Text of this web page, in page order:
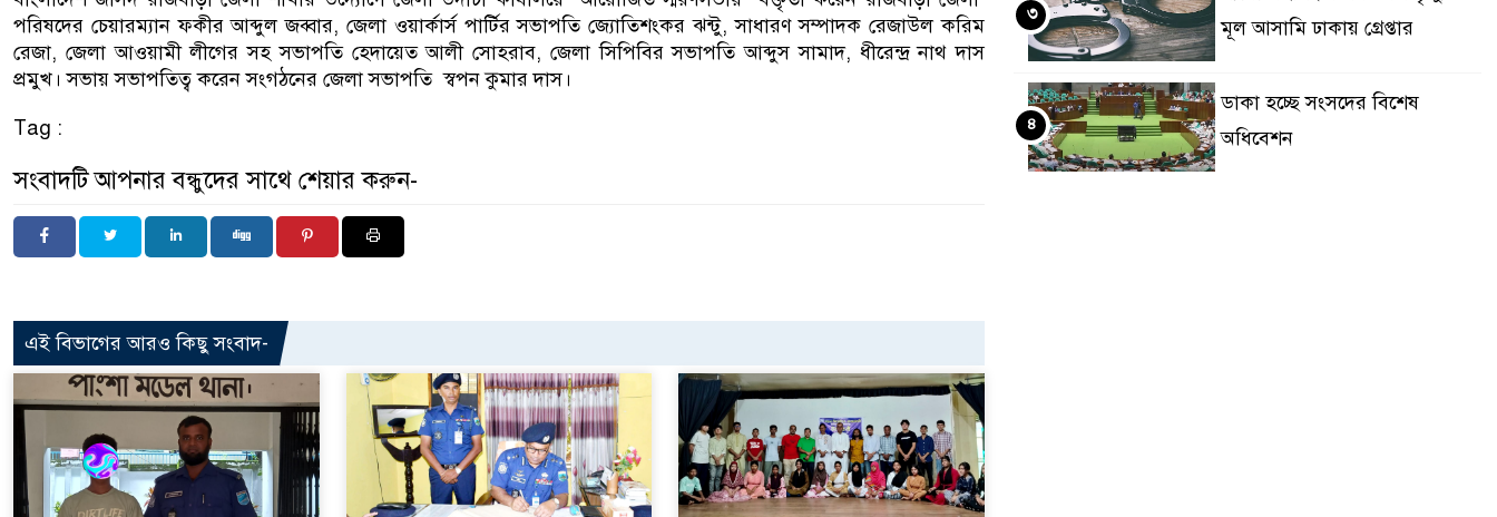
পরিষদের চেয়ারম্যান ফকীর আব্দুল জব্বার, জেলা ওয়ার্কার্স পার্টির সভাপতি জ্যোতিশংকর ঝন্টু, সাধারণ সম্পাদক রেজাউল করিম
রেজা, জেলা আওয়ামী লীগের সহ সভাপতি হেদায়েত আলী সোহরাব, জেলা সিপিবির সভাপতি আব্দুস সামাদ, ধীরেন্দ্র নাথ দাস
প্রমুখ। সভায় সভাপতিত্ব করেন সংগঠনের জেলা সভাপতি স্বপন কুমার দাস।
Tag :
সংবাদটি আপনার বন্ধুদের সাথে শেয়ার করুন-
এই বিভাগের আরও কিছু সংবাদ-
মূল আসামি ঢাকায় গ্রেপ্তার
৩
ডাকা হচ্ছে সংসদের বিশেষ
অধিবেশন
৪